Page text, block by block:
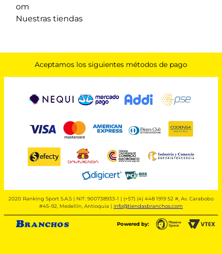
om
Nuestras tiendas
Aceptamos los siguientes métodos de pago
2020 Ranking Sport S.A.S | NIT: 900738933-1 | (+57) (4) 448 1919 52 #, Av. Carabobo
#45-92, Medellín, Antioquia | info@tiendasbranchos.com
Powered by: